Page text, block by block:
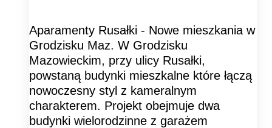
Aparamenty Rusałki - Nowe mieszkania w
Grodzisku Maz. W Grodzisku
Mazowieckim, przy ulicy Rusałki,
powstaną budynki mieszkalne które łączą
nowoczesny styl z kameralnym
charakterem. Projekt obejmuje dwa
budynki wielorodzinne z garażem